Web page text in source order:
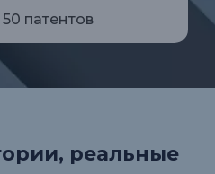
патентов
реальные